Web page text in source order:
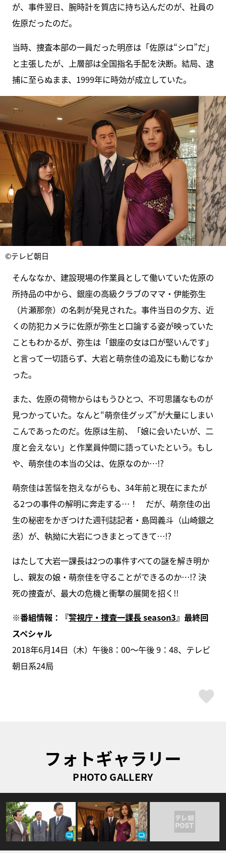
が、事件翌日、腕時計を質店に持ち込んだのが、社員の
佐原だったのだ。
当時、捜査本部の一員だった明彦は「佐原は“シロ”だ」
と主張したが、上層部は全国指名手配を決断。結局、逮
捕に至らぬまま、1999年に時効が成立していた。
©テレビ朝日
そんななか、建設現場の作業員として働いていた佐原の
所持品の中から、銀座の高級クラブのママ・伊能弥生
（片瀬那奈）の名刺が発見された。事件当日の夕方、近
くの防犯カメラに佐原が弥生と口論する姿が映っていた
こともわかるが、弥生は「銀座の女は口が堅いんです」
と言って一切語らず、大岩と萌奈佳の追及にも動じなか
った。
また、佐原の荷物からはもうひとつ、不可思議なものが
見つかっていた。なんと“萌奈佳グッズ”が大量にしまい
こんであったのだ。佐原は生前、「娘に会いたいが、二
度と会えない」と作業員仲間に語っていたという。もし
や、萌奈佳の本当の父は、佐原なのか…!?
萌奈佳は苦悩を抱えながらも、34年前と現在にまたが
る2つの事件の解明に奔走する…！ だが、萌奈佳の出
生の秘密をかぎつけた週刊誌記者・島岡義斗（山崎銀之
丞）が、執拗に大岩につきまとってきて…!?
はたして大岩一課長は2つの事件すべての謎を解き明か
し、親友の娘・萌奈佳を守ることができるのか…!? 決
死の捜査が、最大の危機と衝撃の展開を招く!!
※番組情報：『警視庁・捜査一課長 season3』最終回
スペシャル
2018年6月14日（木）午後8：00～午後 9：48、テレビ
朝日系24局
フォトギャラリー
PHOTO GALLERY